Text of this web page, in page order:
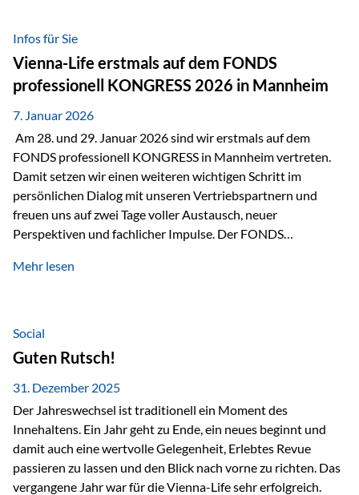
Beide Ansätze haben ihre Berechtigung und ihre Stärken
entfalten sie oft gerade in Kombination. ETFs: Effizient, breit
gestreut und klar strukturiert…
Infos für Sie
Vienna-Life erstmals auf dem FONDS
professionell KONGRESS 2026 in Mannheim
7. Januar 2026
Am 28. und 29. Januar 2026 sind wir erstmals auf dem
FONDS professionell KONGRESS in Mannheim vertreten.
Damit setzen wir einen weiteren wichtigen Schritt im
persönlichen Dialog mit unseren Vertriebspartnern und
freuen uns auf zwei Tage voller Austausch, neuer
Perspektiven und fachlicher Impulse. Der FONDS
Branchentreffen für Finanz- und Versicherungsprofis im
Vermögensstrukturierung und Nachfolgeplanung
gemeinsam zu diskutieren. Persönlich für Sie vor Ort An
beiden Kongresstagen stehen Ihnen Maximilian
Fichtenbauer, Dirk…
Mehr lesen
Social
Guten Rutsch!
31. Dezember 2025
Der Jahreswechsel ist traditionell ein Moment des
Innehaltens. Ein Jahr geht zu Ende, ein neues beginnt und
damit auch eine wertvolle Gelegenheit, Erlebtes Revue
passieren zu lassen und den Blick nach vorne zu richten. Das
vergangene Jahr war für die Vienna-Life sehr erfolgreich.